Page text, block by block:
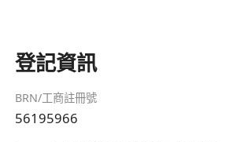
登記資訊
BRN/工商註冊號
56195966